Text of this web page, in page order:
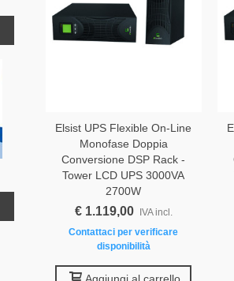
Elsist UPS Flexible On-Line
Monofase Doppia
Conversione DSP Rack -
Tower LCD UPS 3000VA
2700W
€ 1.119,00
IVA incl.
Contattaci per verificare
disponibilità